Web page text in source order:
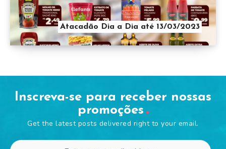
Atacadão Dia a Dia até 13/03/2023
Inscreva-se para receber nossas
promoções
Get the latest posts delivered right to your email.